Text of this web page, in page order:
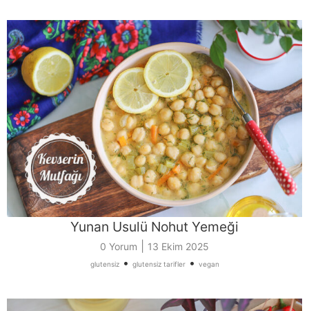
Yunan Usulü Nohut Yemeği
0 Yorum 13 Ekim 2025
glutensiz• glutensiz tarifler• vegan